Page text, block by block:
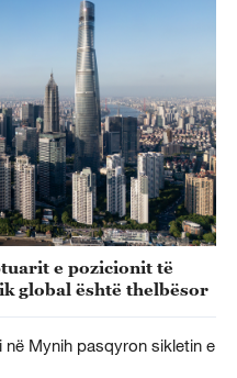
e pozicionit të
global është thelbësor
Mynih pasqyron sikletin e